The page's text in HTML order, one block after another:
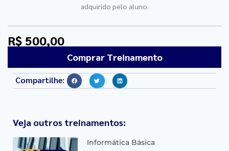
adquirido pelo aluno.
R$ 500,00
Comprar Treinamento
Compartilhe:
Veja outros treinamentos:
Informática Básica